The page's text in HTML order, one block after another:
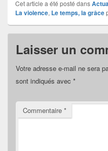
c
e
b
o
o
k
ta
g
er
Cet article a été posté dans
La violence, Le temps, la grâce
Laisser un
Votre adresse e-mail ne sera
sont indiqués avec *
Commentaire *